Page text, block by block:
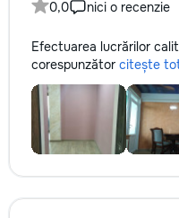
0,0
nici o recenzie
Efectuarea lucrărilor
corespunzător citește